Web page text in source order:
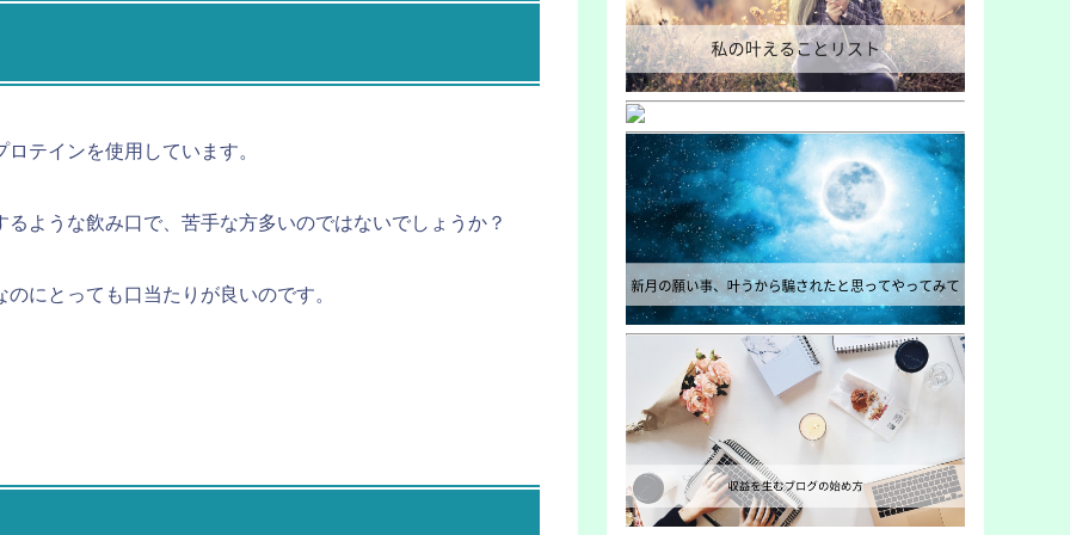
テインを使用しています。
ような飲み口で、苦手な方多いのではないでしょうか？
にとっても口当たりが良いのです。